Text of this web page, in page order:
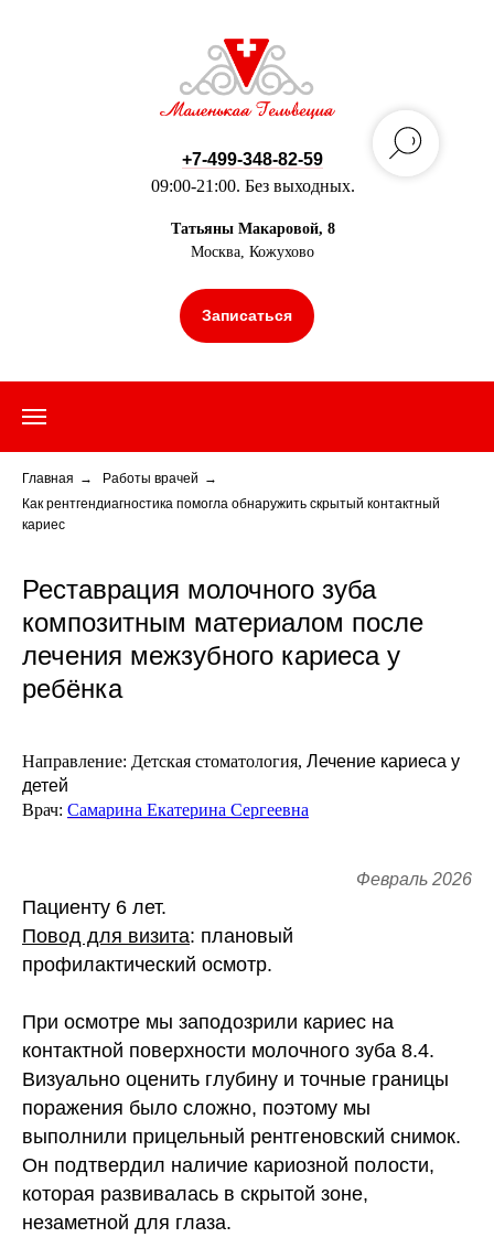
+7-499-348-82-59
09:00-21:00. Без выходных.
Татьяны Макаровой, 8
Москва, Кожухово
Записаться
Главная → Работы врачей →
Как рентгендиагностика помогла обнаружить скрытый контактный
кариес
Реставрация молочного зуба
композитным материалом после
лечения межзубного кариеса у
ребёнка
Направление: Детская стоматология, Лечение кариеса у
детей
Врач: Самарина Екатерина Сергеевна
Февраль 2026
Пациенту 6 лет.
Повод для визита: плановый
профилактический осмотр.
При осмотре мы заподозрили кариес на
контактной поверхности молочного зуба 8.4.
Визуально оценить глубину и точные границы
поражения было сложно, поэтому мы
выполнили прицельный рентгеновский снимок.
Он подтвердил наличие кариозной полости,
которая развивалась в скрытой зоне,
незаметной для глаза.